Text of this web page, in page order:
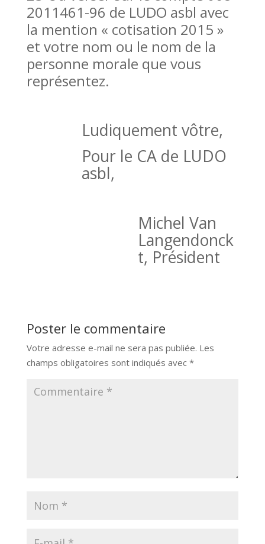
2011461-96 de LUDO asbl avec
la mention « cotisation 2015 »
et votre nom ou le nom de la
personne morale que vous
représentez.
Ludiquement vôtre,
Pour le CA de LUDO
asbl,
Michel Van
Langendonck
t, Président
Poster le commentaire
Votre adresse e-mail ne sera pas publiée. Les
champs obligatoires sont indiqués avec *